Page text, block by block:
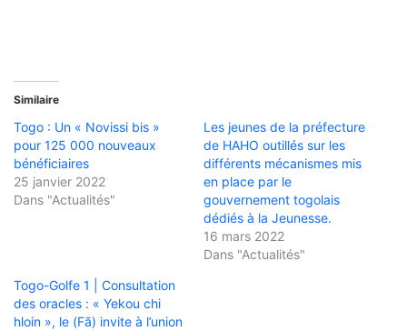
Similaire
Togo : Un « Novissi bis »
pour 125 000 nouveaux
bénéficiaires
25 janvier 2022
Dans "Actualités"
Les jeunes de la préfecture
de HAHO outillés sur les
différents mécanismes mis
en place par le
gouvernement togolais
dédiés à la Jeunesse.
16 mars 2022
Dans "Actualités"
Togo-Golfe 1 | Consultation
des oracles : « Yekou chi
hloin », le (Fã) invite à l’union